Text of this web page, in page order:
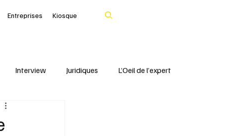
Entreprises Kiosque
Interview Juridiques L’Oeil de l’expert